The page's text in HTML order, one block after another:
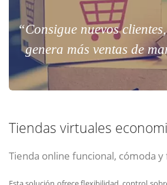
“Consigue nuevos
genera más ventas de
Tiendas virtuales
Tienda online funcional, cómoda y